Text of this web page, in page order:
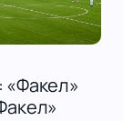
«Факел»